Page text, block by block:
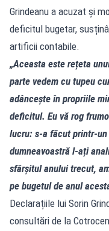
Grindeanu a acuzat și
deficitul bugetar,
artificii contabile.
„Aceasta este rețeta
parte vedem cu tupeu
adâncește în propriile
deficitul. Eu vă rog
lucru: s-a făcut printr-
dumneavoastră l-ați
sfârșitul anului trecut,
pe bugetul de anul
Declarațiile lui Sorin
consultări de la